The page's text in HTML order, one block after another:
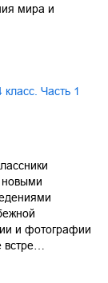
мира и
Часть 1
новыми
и фотографии
встре…